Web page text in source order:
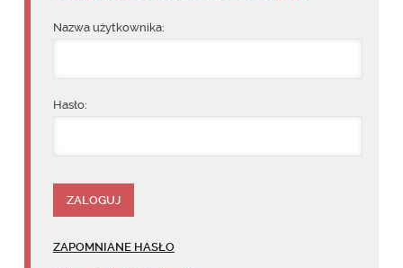
Nazwa użytkownika:
Hasło:
ZAPOMNIANE HASŁO